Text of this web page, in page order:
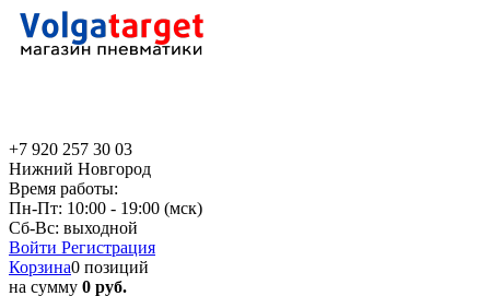
+7 920 257 30 03
Нижний Новгород
Время работы:
Пн-Пт: 10:00 - 19:00 (мск)
Сб-Вс: выходной
Войти Регистрация
Корзина0 позиций
на сумму 0 руб.